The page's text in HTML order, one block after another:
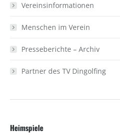
Vereinsinformationen
Menschen im Verein
Presseberichte – Archiv
Partner des TV Dingolfing
Heimspiele